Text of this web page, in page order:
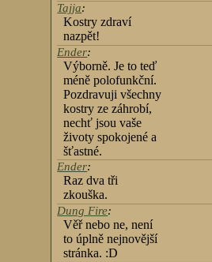
Tajja:
Kostry zdraví
nazpět!
Ender:
Výborně. Je to teď
méně polofunkční.
Pozdravuji všechny
kostry ze záhrobí,
nechť jsou vaše
životy spokojené a
šťastné.
Ender:
Raz dva tři
zkouška.
Dung Fire:
Věř nebo ne, není
to úplně nejnovější
stránka. :D